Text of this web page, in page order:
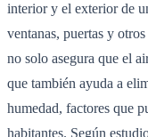
interior y el exterior de
ventanas, puertas y
no solo asegura que el
que también ayuda a
humedad, factores que
habitantes. Según